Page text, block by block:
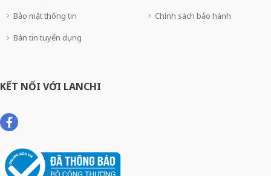
Bảo mật thông tin
Bản tin tuyển dụng
Chính sách bảo hành
KẾT NỐI VỚI LANCHI